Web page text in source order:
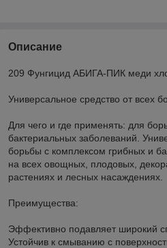
Описание
209 Фунгицид АБИГА-ПИК меди
Универсальное средство от всех
Для чего и где применять: для
бактериальных заболеваний.
борьбы с комплексом грибных и
на всех овощных, плодовых,
растениях и лесных насаждениях.
Преимущества:
Эффективно подавляет широкий
Устойчив к смыванию с